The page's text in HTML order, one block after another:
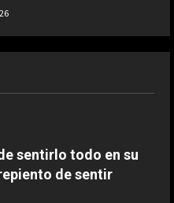
agredir a los jugadores
lía ante el Villarreal: le
sujetar entre varios
sentirlo todo en su
de sentir